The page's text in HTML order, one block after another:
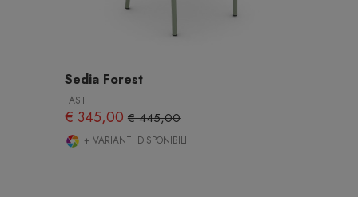
Sedia Forest
FAST
€ 345,00€ 445,00
+ VARIANTI DISPONIBILI